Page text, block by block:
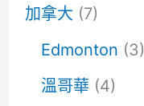
加拿大 (7)
Edmonton (3)
溫哥華 (4)